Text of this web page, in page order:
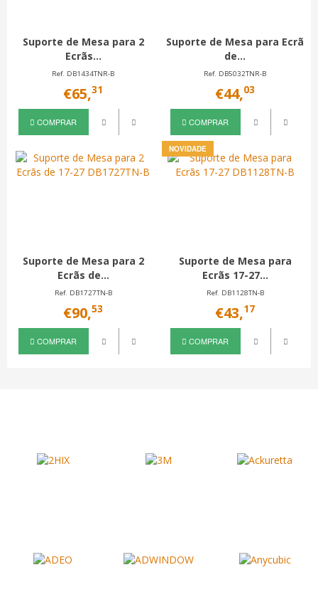
Suporte de Mesa para 2
Ecrãs...
Ref. DB1434TNR-B
€65,31
COMPRAR
Suporte de Mesa para Ecrã
de...
Ref. DB5032TNR-B
€44,03
COMPRAR
Suporte de Mesa para 2
Ecrãs de...
Ref. DB1727TN-B
€90,53
COMPRAR
NOVIDADE
Suporte de Mesa para
Ecrãs 17-27...
Ref. DB1128TN-B
€43,17
COMPRAR